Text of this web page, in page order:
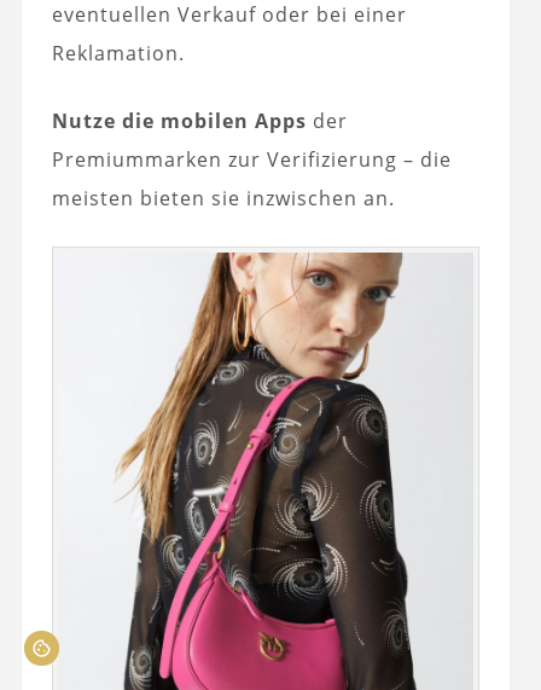
eventuellen Verkauf oder bei einer
Reklamation.
Nutze die mobilen Apps der
Premiummarken zur Verifizierung – die
meisten bieten sie inzwischen an.